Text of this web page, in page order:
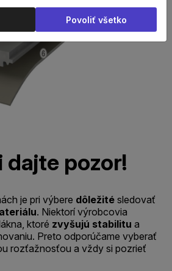
dajte pozor!
je pri výbere dôležité sledovať
. Niektorí výrobcovia
ktoré zvyšujú stabilitu a
Preto odporúčame vyberať
rozťažnosťou a vždy si pozrieť
Povoliť všetko